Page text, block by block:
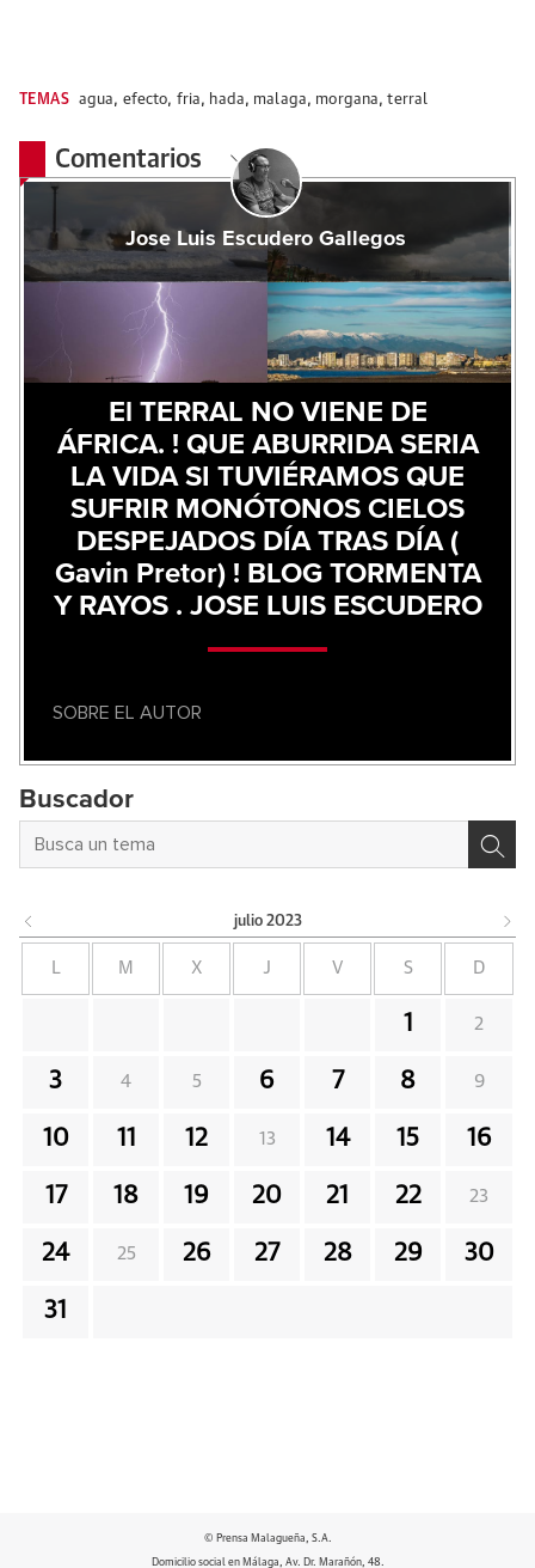
TEMAS agua, efecto, fria, hada, malaga, morgana,terral
Comentarios
Jose Luis Escudero Gallegos
El TERRAL NO VIENE DE
ÁFRICA. ! QUE ABURRIDA SERIA
LA VIDA SI TUVIÉRAMOS QUE
SUFRIR MONÓTONOS CIELOS
DESPEJADOS DÍA TRAS DÍA (
Gavin Pretor) ! BLOG TORMENTA
Y RAYOS . JOSE LUIS ESCUDERO
SOBRE EL AUTOR
Buscador
julio 2023
M X J V S D
1 2
3 4 5 6 7 8 9
10 11 12 13 14 15 16
17 18 19 20 21 22 23
24 25 26 27 28 29 30
31
© Prensa Malagueña, S.A.
Domicilio social en Málaga, Av. Dr. Marañón, 48.